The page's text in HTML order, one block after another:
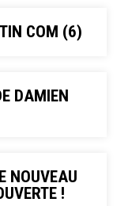
COM (6)
DAMIEN
NOUVEAU
!